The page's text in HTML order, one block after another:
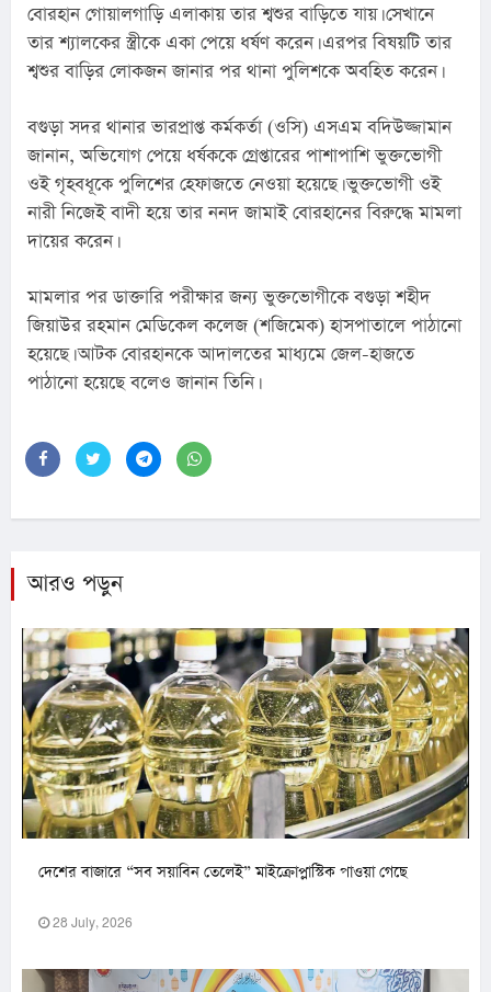
বোরহান গোয়ালগাড়ি এলাকায় তার শ্বশুর বাড়িতে যায়। সেখানে
তার শ্যালকের স্ত্রীকে একা পেয়ে ধর্ষণ করেন। এরপর বিষয়টি তার
শ্বশুর বাড়ির লোকজন জানার পর থানা পুলিশকে অবহিত করেন।
বগুড়া সদর থানার ভারপ্রাপ্ত কর্মকর্তা (ওসি) এসএম বদিউজ্জামান
জানান, অভিযোগ পেয়ে ধর্ষককে গ্রেপ্তারের পাশাপাশি ভুক্তভোগী
ওই গৃহবধূকে পুলিশের হেফাজতে নেওয়া হয়েছে। ভুক্তভোগী ওই
নারী নিজেই বাদী হয়ে তার ননদ জামাই বোরহানের বিরুদ্ধে মামলা
দায়ের করেন।
মামলার পর ডাক্তারি পরীক্ষার জন্য ভুক্তভোগীকে বগুড়া শহীদ
জিয়াউর রহমান মেডিকেল কলেজ (শজিমেক) হাসপাতালে পাঠানো
হয়েছে। আটক বোরহানকে আদালতের মাধ্যমে জেল-হাজতে
পাঠানো হয়েছে বলেও জানান তিনি।
আরও পড়ুন
দেশের বাজারে “সব সয়াবিন তেলেই” মাইক্রোপ্লাস্টিক পাওয়া গেছে
28 July, 2026